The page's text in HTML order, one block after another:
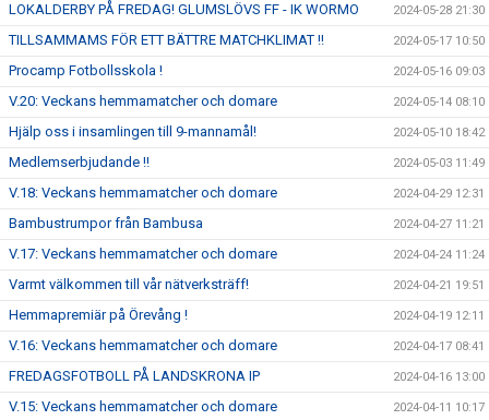
LOKALDERBY PÅ FREDAG! GLUMSLÖVS FF - IK WORMO 2024-05-28 21:30
TILLSAMMAMS FÖR ETT BÄTTRE MATCHKLIMAT !! 2024-05-17 10:50
Procamp Fotbollsskola ! 2024-05-16 09:03
V.20: Veckans hemmamatcher och domare 2024-05-14 08:10
Hjälp oss i insamlingen till 9-mannamål! 2024-05-10 18:42
Medlemserbjudande !! 2024-05-03 11:49
V.18: Veckans hemmamatcher och domare 2024-04-29 12:31
Bambustrumpor från Bambusa 2024-04-27 11:21
V.17: Veckans hemmamatcher och domare 2024-04-24 11:24
Varmt välkommen till vår nätverksträff! 2024-04-21 19:51
Hemmapremiär på Örevång ! 2024-04-19 12:11
V.16: Veckans hemmamatcher och domare 2024-04-17 08:41
FREDAGSFOTBOLL PÅ LANDSKRONA IP 2024-04-16 13:00
V.15: Veckans hemmamatcher och domare 2024-04-11 10:17